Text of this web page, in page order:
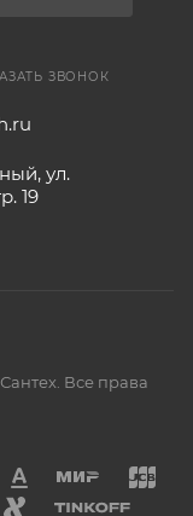
ЗВОНОК
ул.
19
Все права